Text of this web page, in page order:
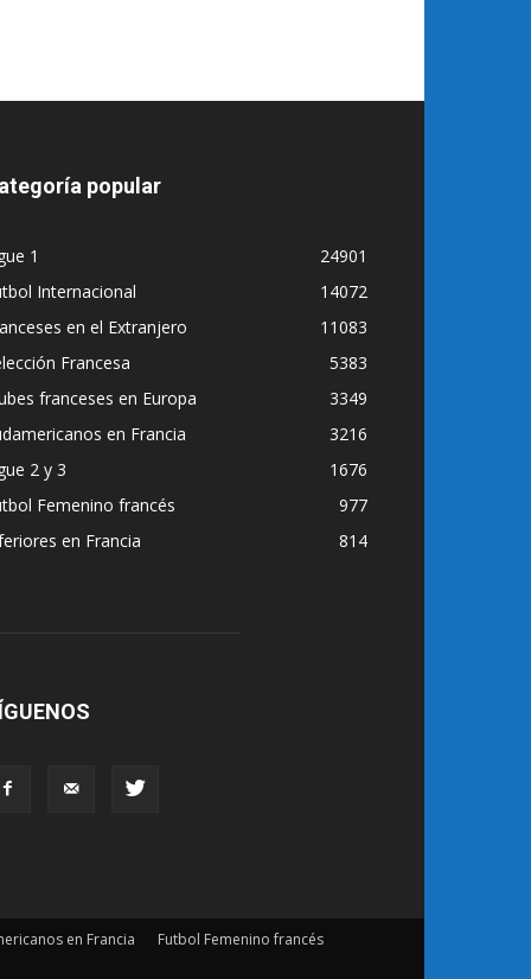
popular
1
24901
Internacional
14072
en el Extranjero
11083
Francesa
5383
franceses en Europa
3349
en Francia
3216
2 y 3
1676
Femenino francés
977
en Francia
814
en Francia
Futbol Femenino francés